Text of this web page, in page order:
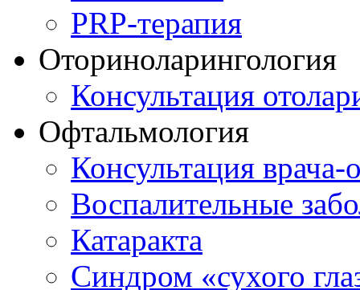
PRP-терапия
Оториноларингология
Консультация
Офтальмология
Консультация врача-
Воспалительные
Катаракта
Синдром «сухого